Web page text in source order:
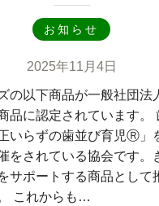
お知らせ
2025年11月4日
の以下商品が一般社団法
品に認定されています
いらずの歯並び育児Ⓡ」
をされている協会です。
サポートする商品として
これからも…